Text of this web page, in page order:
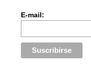
E-mail: